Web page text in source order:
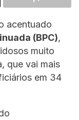
acentuado
(BPC),
muito
que vai mais
em 34